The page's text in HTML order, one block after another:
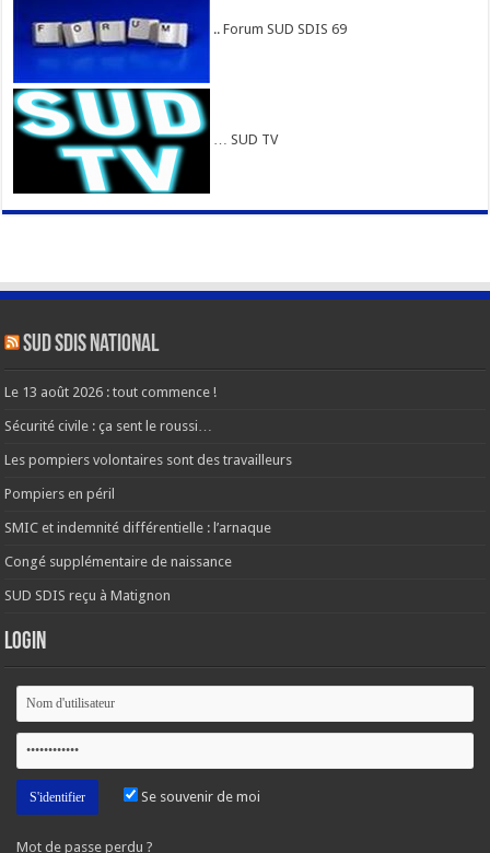
.. Forum SUD SDIS 69
… SUD TV
SUD SDIS national
Le 13 août 2026 : tout commence !
Sécurité civile : ça sent le roussi…
Les pompiers volontaires sont des travailleurs
Pompiers en péril
SMIC et indemnité différentielle : l’arnaque
Congé supplémentaire de naissance
SUD SDIS reçu à Matignon
Login
Se souvenir de moi
Mot de passe perdu ?